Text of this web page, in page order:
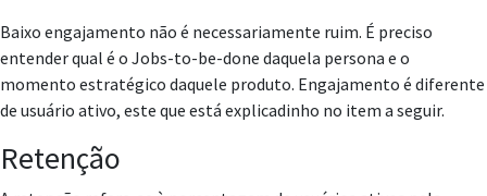
Baixo engajamento não é necessariamente ruim. É preciso
entender qual é o Jobs-to-be-done daquela persona e o
momento estratégico daquele produto. Engajamento é diferente
de usuário ativo, este que está explicadinho no item a seguir.
Retenção